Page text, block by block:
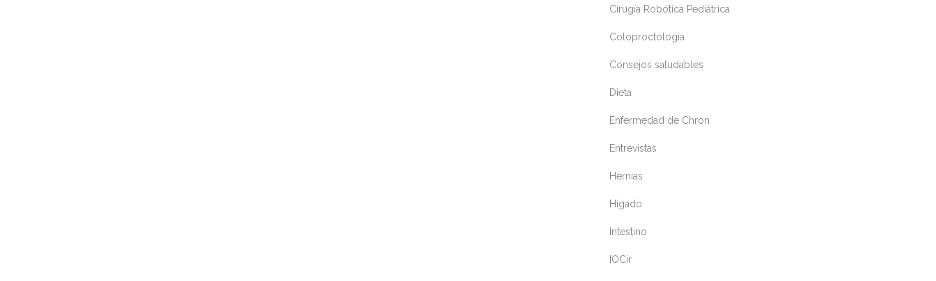
Cirugía Robótica Pediátrica
Coloproctología
Consejos saludables
Dieta
Enfermedad de Chron
Entrevistas
Hernias
Hígado
Intestino
IOCir